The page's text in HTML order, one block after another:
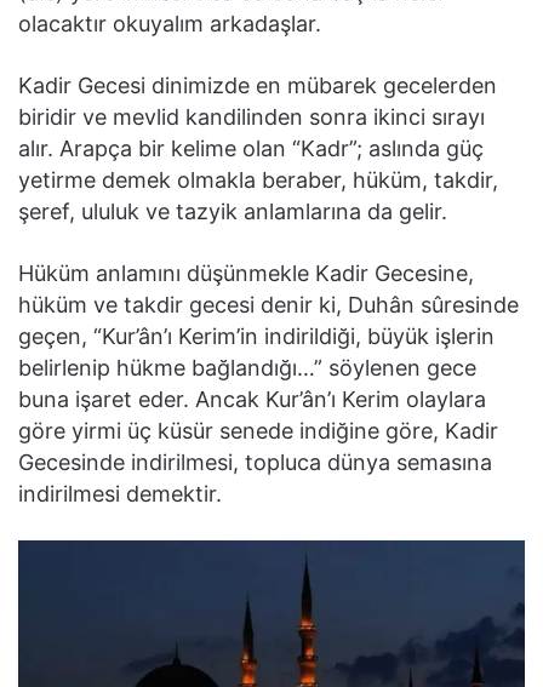
olacaktır okuyalım arkadaşlar.
Kadir Gecesi dinimizde en mübarek gecelerden
biridir ve mevlid kandilinden sonra ikinci sırayı
alır. Arapça bir kelime olan “Kadr”; aslında güç
yetirme demek olmakla beraber, hüküm, takdir,
şeref, ululuk ve tazyik anlamlarına da gelir.
Hüküm anlamını düşünmekle Kadir Gecesine,
hüküm ve takdir gecesi denir ki, Duhân sûresinde
geçen, “Kur’ân’ı Kerim’in indirildiği, büyük işlerin
belirlenip hükme bağlandığı…” söylenen gece
buna işaret eder. Ancak Kur’ân’ı Kerim olaylara
göre yirmi üç küsür senede indiğine göre, Kadir
Gecesinde indirilmesi, topluca dünya semasına
indirilmesi demektir.